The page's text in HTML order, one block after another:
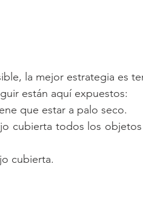
la mejor estrategia es
están aquí expuestos:
que estar a palo seco.
cubierta todos los
cubierta.